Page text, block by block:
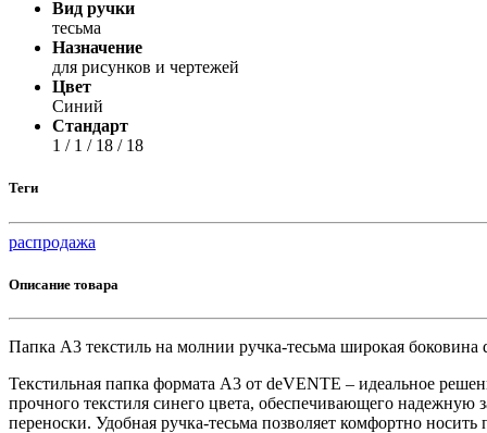
Вид ручки
тесьма
Назначение
для рисунков и чертежей
Цвет
Синий
Стандарт
1 / 1 / 18 / 18
Теги
распродажа
Описание товара
Папка А3 текстиль на молнии ручка-тесьма широкая боковина
Текстильная папка формата А3 от deVENTE – идеальное
прочного текстиля синего цвета, обеспечивающего
переноски. Удобная ручка-тесьма позволяет комфортно